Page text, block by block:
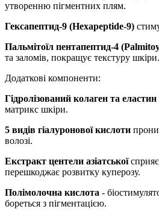
утворенню пігментних плям.
Гексапептид-9 (Hexapeptide-9)
Пальмітоїл пентапептид-4
та заломів, покращує текстуру
Додаткові компоненти:
Гідролізований колаген та еластин
матрикс шкіри.
5 видів гіалуронової кислоти
волозі.
Екстракт центели азіатської
перешкоджає розвитку куперозу.
Полімолочна кислота -
бореться з пігментацією.